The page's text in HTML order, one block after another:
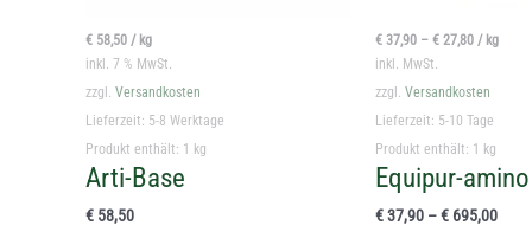
€ 58,50 / kg
inkl. 7 % MwSt.
zzgl. Versandkosten
Lieferzeit: 5-8 Werktage
Produkt enthält: 1 kg
Arti-Base
€ 58,50
€ 37,90 – € 27,80 / kg
inkl. MwSt.
zzgl. Versandkosten
Lieferzeit: 5-10 Tage
Produkt enthält: 1 kg
Equipur-amino
€37,90 –€ 695,00